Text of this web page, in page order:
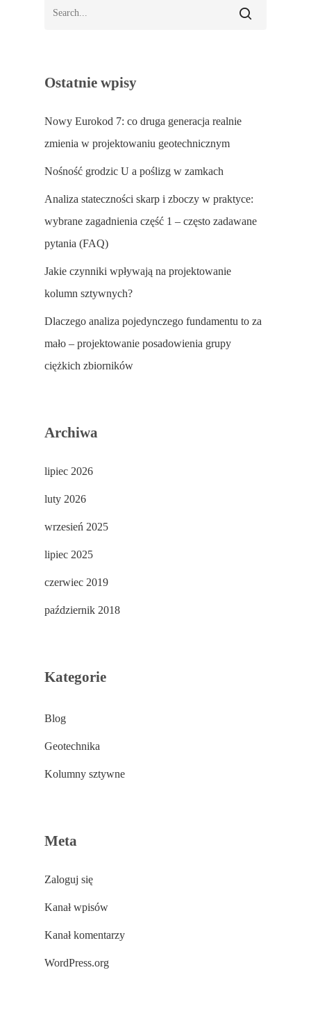
Ostatnie wpisy
Nowy Eurokod 7: co druga generacja realnie
zmienia w projektowaniu geotechnicznym
Nośność grodzic U a poślizg w zamkach
Analiza stateczności skarp i zboczy w praktyce:
wybrane zagadnienia część 1 – często zadawane
pytania (FAQ)
Jakie czynniki wpływają na projektowanie
kolumn sztywnych?
Dlaczego analiza pojedynczego fundamentu to za
mało – projektowanie posadowienia grupy
ciężkich zbiorników
Archiwa
lipiec 2026
luty 2026
wrzesień 2025
lipiec 2025
czerwiec 2019
październik 2018
Kategorie
Blog
Geotechnika
Kolumny sztywne
Meta
Zaloguj się
Kanał wpisów
Kanał komentarzy
WordPress.org